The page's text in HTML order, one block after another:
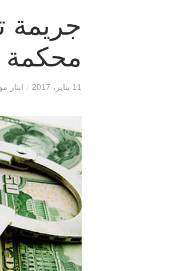
جريمة
محكمة
11 يناير، 2017 / ايثار